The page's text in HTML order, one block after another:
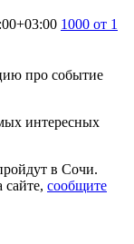
1000 от 1
про событие
интересных
в Сочи.
сайте, сообщите